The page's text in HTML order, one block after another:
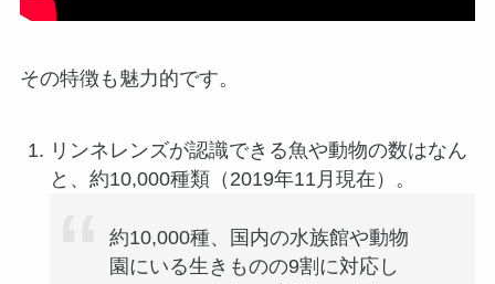
その特徴も魅力的です。
リンネレンズが認識できる魚や動物の数はなん
と、約10,000種類（2019年11月現在）。
約10,000種、国内の水族館や動物
園にいる生きものの9割に対応し